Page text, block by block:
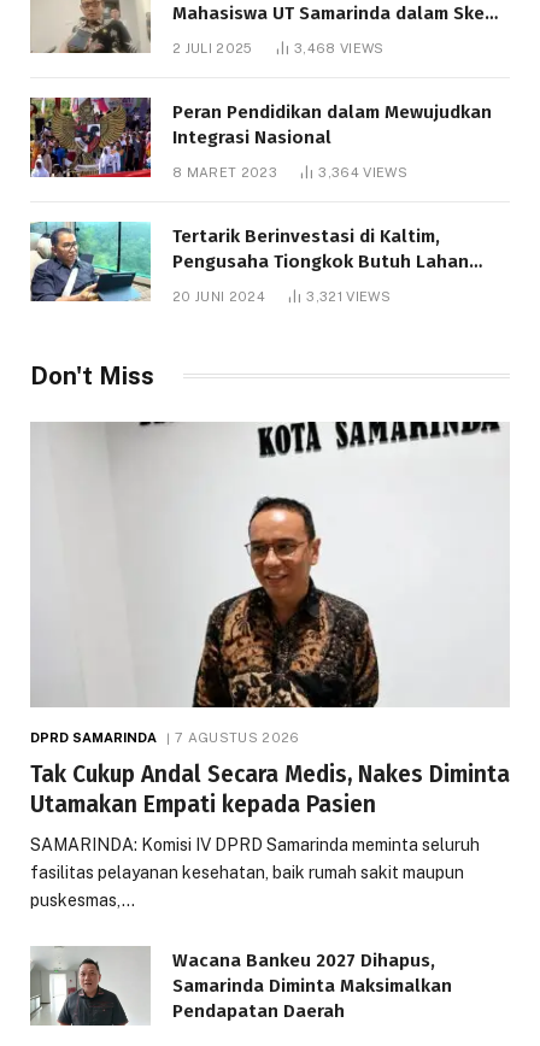
Mahasiswa UT Samarinda dalam Skema
Bantuan Pendidikan Gratispol
2 JULI 2025 3,468 VIEWS
Peran Pendidikan dalam Mewujudkan
Integrasi Nasional
8 MARET 2023 3,364VIEWS
Tertarik Berinvestasi di Kaltim,
Pengusaha Tiongkok Butuh Lahan
1.000 Hektare
20 JUNI 2024 3,321VIEWS
Don't Miss
DPRD SAMARINDA 7 AGUSTUS 2026
Tak Cukup Andal Secara Medis, Nakes Diminta
Utamakan Empati kepada Pasien
SAMARINDA: Komisi IV DPRD Samarinda meminta seluruh
fasilitas pelayanan kesehatan, baik rumah sakit maupun
puskesmas,…
Wacana Bankeu 2027 Dihapus,
Samarinda Diminta Maksimalkan
Pendapatan Daerah